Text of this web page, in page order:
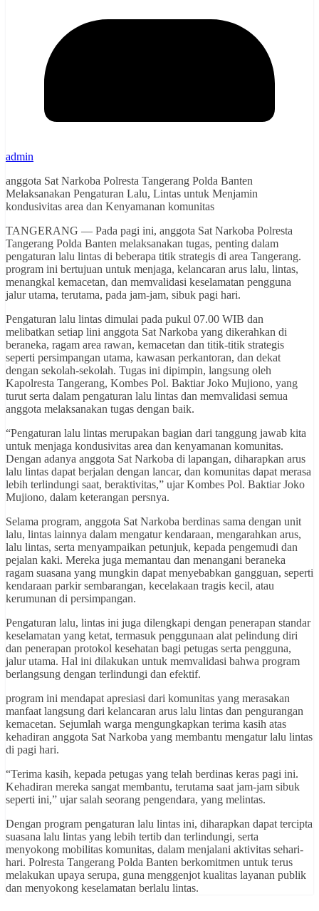
admin
anggota Sat Narkoba Polresta Tangerang Polda Banten
Melaksanakan Pengaturan Lalu, Lintas untuk Menjamin
kondusivitas area dan Kenyamanan komunitas
TANGERANG — Pada pagi ini, anggota Sat Narkoba Polresta
Tangerang Polda Banten melaksanakan tugas, penting dalam
pengaturan lalu lintas di beberapa titik strategis di area Tangerang.
program ini bertujuan untuk menjaga, kelancaran arus lalu, lintas,
menangkal kemacetan, dan memvalidasi keselamatan pengguna
jalur utama, terutama, pada jam-jam, sibuk pagi hari.
Pengaturan lalu lintas dimulai pada pukul 07.00 WIB dan
melibatkan setiap lini anggota Sat Narkoba yang dikerahkan di
beraneka, ragam area rawan, kemacetan dan titik-titik strategis
seperti persimpangan utama, kawasan perkantoran, dan dekat
dengan sekolah-sekolah. Tugas ini dipimpin, langsung oleh
Kapolresta Tangerang, Kombes Pol. Baktiar Joko Mujiono, yang
turut serta dalam pengaturan lalu lintas dan memvalidasi semua
anggota melaksanakan tugas dengan baik.
“Pengaturan lalu lintas merupakan bagian dari tanggung jawab kita
untuk menjaga kondusivitas area dan kenyamanan komunitas.
Dengan adanya anggota Sat Narkoba di lapangan, diharapkan arus
lalu lintas dapat berjalan dengan lancar, dan komunitas dapat merasa
lebih terlindungi saat, beraktivitas,” ujar Kombes Pol. Baktiar Joko
Mujiono, dalam keterangan persnya.
Selama program, anggota Sat Narkoba berdinas sama dengan unit
lalu, lintas lainnya dalam mengatur kendaraan, mengarahkan arus,
lalu lintas, serta menyampaikan petunjuk, kepada pengemudi dan
pejalan kaki. Mereka juga memantau dan menangani beraneka
ragam suasana yang mungkin dapat menyebabkan gangguan, seperti
kendaraan parkir sembarangan, kecelakaan tragis kecil, atau
kerumunan di persimpangan.
Pengaturan lalu, lintas ini juga dilengkapi dengan penerapan standar
keselamatan yang ketat, termasuk penggunaan alat pelindung diri
dan penerapan protokol kesehatan bagi petugas serta pengguna,
jalur utama. Hal ini dilakukan untuk memvalidasi bahwa program
berlangsung dengan terlindungi dan efektif.
program ini mendapat apresiasi dari komunitas yang merasakan
manfaat langsung dari kelancaran arus lalu lintas dan pengurangan
kemacetan. Sejumlah warga mengungkapkan terima kasih atas
kehadiran anggota Sat Narkoba yang membantu mengatur lalu lintas
di pagi hari.
“Terima kasih, kepada petugas yang telah berdinas keras pagi ini.
Kehadiran mereka sangat membantu, terutama saat jam-jam sibuk
seperti ini,” ujar salah seorang pengendara, yang melintas.
Dengan program pengaturan lalu lintas ini, diharapkan dapat tercipta
suasana lalu lintas yang lebih tertib dan terlindungi, serta
menyokong mobilitas komunitas, dalam menjalani aktivitas sehari-
hari. Polresta Tangerang Polda Banten berkomitmen untuk terus
melakukan upaya serupa, guna menggenjot kualitas layanan publik
dan menyokong keselamatan berlalu lintas.